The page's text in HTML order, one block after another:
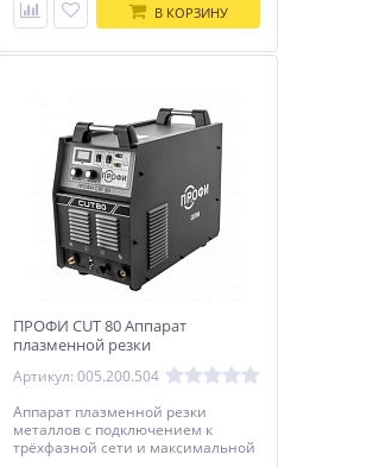
В КОРЗИНУ
ПРОФИ CUT 80 Аппарат
плазменной резки
Артикул: 005.200.504
Аппарат плазменной резки
металлов с подключением к
трёхфазной сети и максимальной